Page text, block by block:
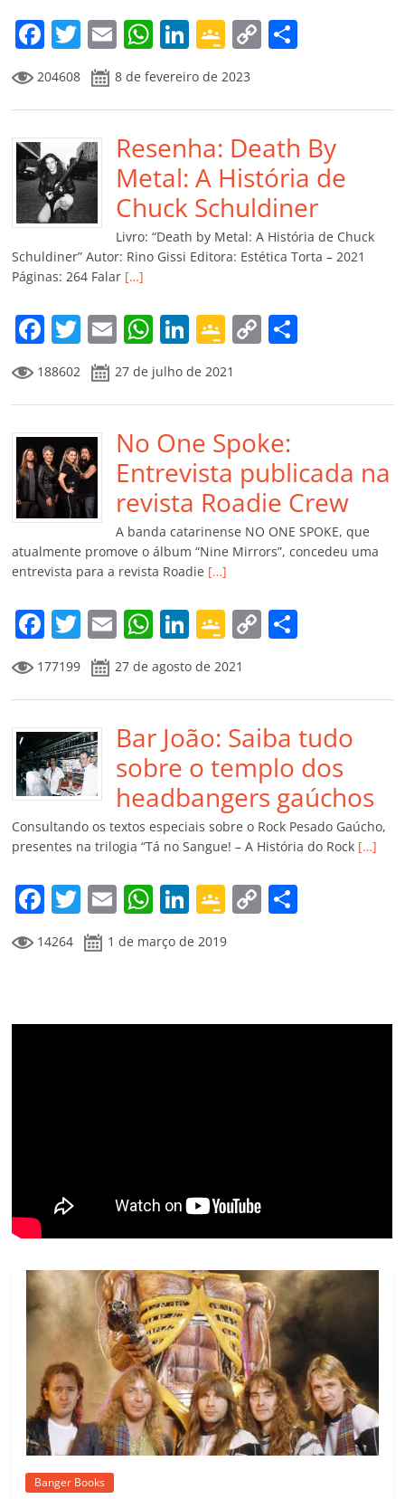
F
a
c
e
b
o
o
k
T
w
itt
er
E
m
ai
l
W
at
s
A
p
p
Li
k
e
dI
n
G
o
o
gl
e
Cl
a
ss
ro
m
C
y
Li
n
k
p
ar
til
h
ar
204608 8 de fevereiro de 2023
Resenha: Death By
Metal: A História de
Chuck Schuldiner
Livro: “Death by Metal: A História de Chuck
Schuldiner” Autor: Rino Gissi Editora: Estética Torta – 2021
Páginas: 264 Falar […]
F
a
c
e
b
o
o
k
T
w
itt
er
E
m
ai
l
W
h
at
s
A
p
p
Li
n
k
e
dI
n
G
o
o
gl
e
Cl
a
ss
ro
o
m
C
y
Li
n
k
p
til
h
ar
188602 27 de julho de 2021
No One Spoke:
Entrevista publicada na
revista Roadie Crew
A banda catarinense NO ONE SPOKE, que
atualmente promove o álbum “Nine Mirrors”, concedeu uma
entrevista para a revista Roadie […]
F
a
c
e
b
o
o
k
T
w
itt
er
E
m
ai
l
W
at
s
A
p
p
Li
n
k
e
dI
n
G
o
o
gl
e
Cl
a
ss
ro
o
m
C
y
Li
n
k
p
ar
til
h
ar
177199 27 de agosto de 2021
Bar João: Saiba tudo
sobre o templo dos
headbangers gaúchos
Consultando os textos especiais sobre o Rock Pesado Gaúcho,
presentes na trilogia “Tá no Sangue! – A História do Rock […]
F
a
c
b
T
w
itt
E
m
ai
W
at
A
Li
n
k
dI
G
o
o
e
m
C
Li ar
14264 1 de março de 2019
Banger Books